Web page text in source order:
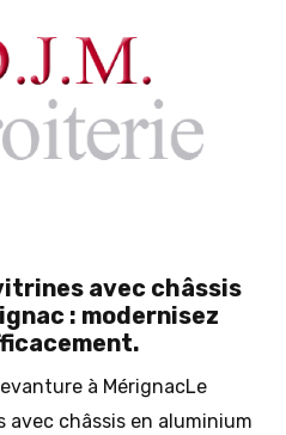
avec châssis
: modernisez
à MérignacLe
châssis en aluminium